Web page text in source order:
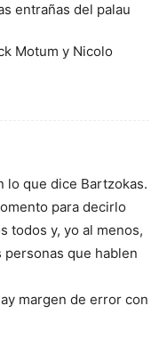
entrañas del palau
Motum y Nicolo
lo que dice Bartzokas.
para decirlo
todos y, yo al menos,
personas que hablen
margen de error con